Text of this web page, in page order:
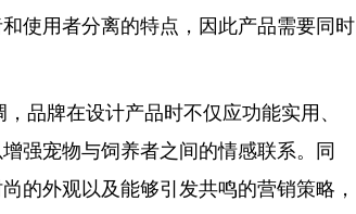
使用者分离的特点，因此产品需要同时
品牌在设计产品时不仅应功能实用、
强宠物与饲养者之间的情感联系。同
的外观以及能够引发共鸣的营销策略，